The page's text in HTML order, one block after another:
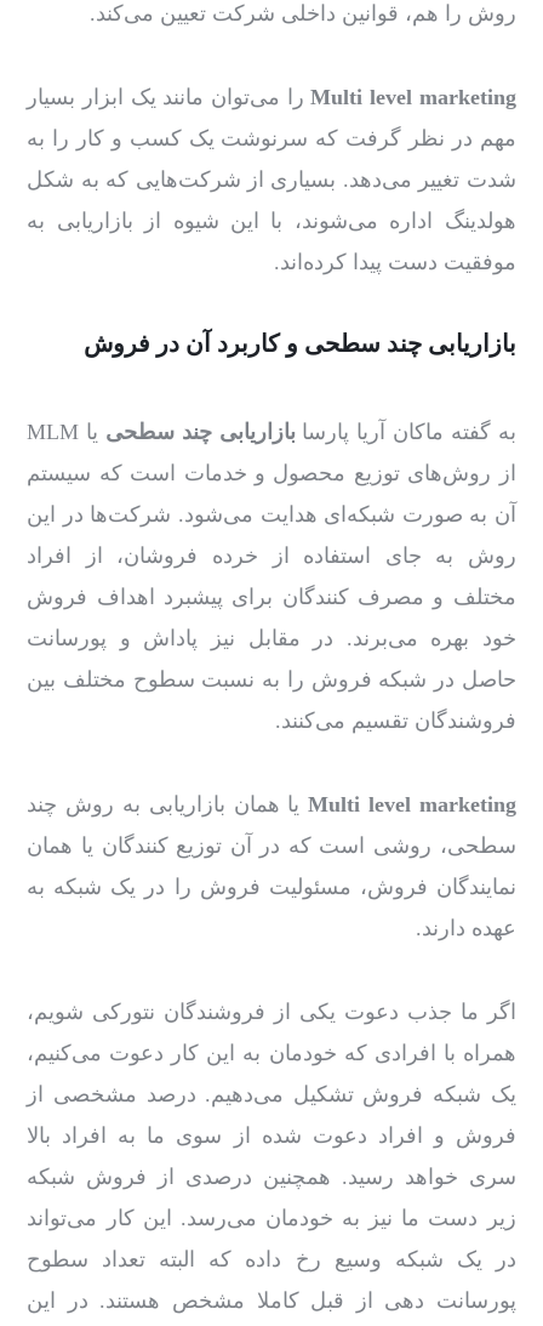
روش را هم، قوانین داخلی شرکت تعیین می‌کند.
Multi level marketing را می‌توان مانند یک ابزار بسیار
مهم در نظر گرفت که سرنوشت یک کسب و کار را به
شدت تغییر می‌دهد. بسیاری از شرکت‌هایی که به شکل
هولدینگ اداره می‌شوند، با این شیوه از بازاریابی به
موفقیت دست پیدا کرده‌اند.
بازاریابی چند سطحی و کاربرد آن در فروش
به گفته ماکان آریا پارسابازاریابی چند سطحی
یا MLM
از روش‌های توزیع محصول و خدمات است که سیستم
آن به صورت شبکه‌ای هدایت می‌شود. شرکت‌ها در این
روش به جای استفاده از خرده فروشان، از افراد
مختلف و مصرف کنندگان برای پیشبرد اهداف فروش
خود بهره می‌برند. در مقابل نیز پاداش‌ و پورسانت
حاصل در شبکه فروش را به نسبت سطوح مختلف بین
فروشندگان تقسیم می‌کنند.
Multi level marketing یا همان بازاریابی به روش چند
سطحی، روشی است که در آن توزیع کنندگان یا همان
نمایندگان فروش، مسئولیت فروش را در یک شبکه به
عهده دارند.
اگر ما جذب دعوت یکی از فروشندگان نتورکی شویم،
همراه با افرادی که خودمان به این کار دعوت می‌کنیم،
یک شبکه فروش تشکیل می‌دهیم. درصد مشخصی از
فروش و افراد دعوت شده از سوی ما به افراد بالا
سری خواهد رسید. همچنین درصدی از فروش شبکه
زیر دست ما نیز به خودمان می‌رسد. این کار می‌تواند
در یک شبکه وسیع رخ داده که البته تعداد سطوح
پورسانت دهی از قبل کاملا مشخص هستند. در این